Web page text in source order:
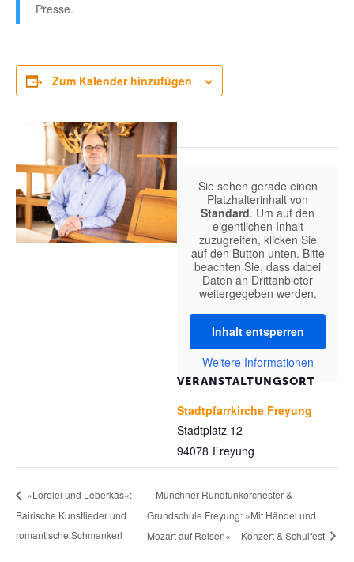
Presse.
Zum Kalender hinzufügen
VERANSTALTUNGSORT
Stadtpfarrkirche Freyung
Stadtplatz 12
Freyung
94078
Sie sehen gerade einen
Platzhalterinhalt von
Standard. Um auf den
eigentlichen Inhalt
zuzugreifen, klicken Sie
auf den Button unten. Bitte
beachten Sie, dass dabei
Daten an Drittanbieter
weitergegeben werden.
Inhalt entsperren
Weitere Informationen
»Lorelei und Leberkas«:
Bairische Kunstlieder und
romantische Schmankerl
Münchner Rundfunkorchester &
Grundschule Freyung: »Mit Händel und
Mozart auf Reisen« – Konzert & Schulfest